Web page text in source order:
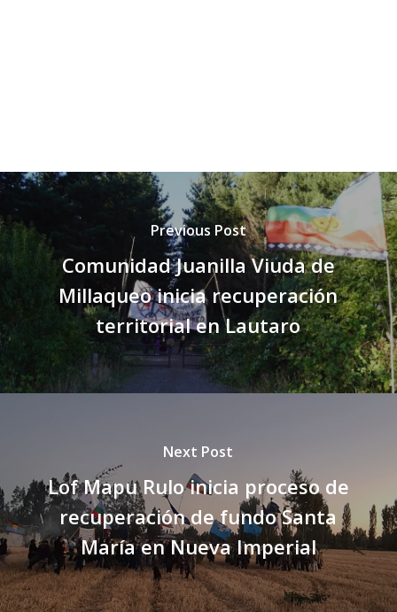
Previous Post
Comunidad Juanilla Viuda de
Millaqueo inicia recuperación
territorial en Lautaro
Next Post
Lof Mapu Rulo inicia proceso de
recuperación de fundo Santa
María en Nueva Imperial